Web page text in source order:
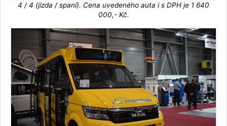
4 / 4 (jízda / spaní). Cena uvedeného auta i s DPH je 1 640
000,- Kč.